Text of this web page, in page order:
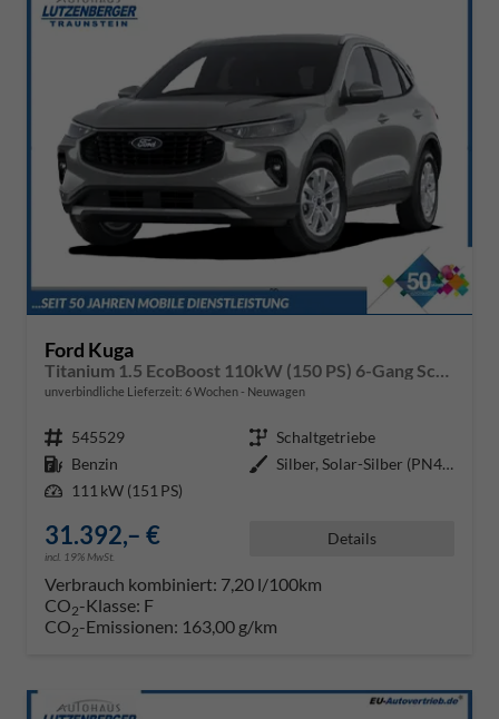
Ford Kuga
unverbindliche Lieferzeit: 6 Wochen Neuwagen
Fahrzeugnr. 545529 Getriebe Schaltgetriebe
Kraftstoff Benzin Außenfarbe
Silber, Solar-Silber (PN4HS0)
Leistung 111 kW (151 PS)
31.392,– €
incl. 19% MwSt.
Details
Verbrauch kombiniert: 7,20 l/100km
CO2-Klasse: F
CO2-Emissionen: 163,00 g/km